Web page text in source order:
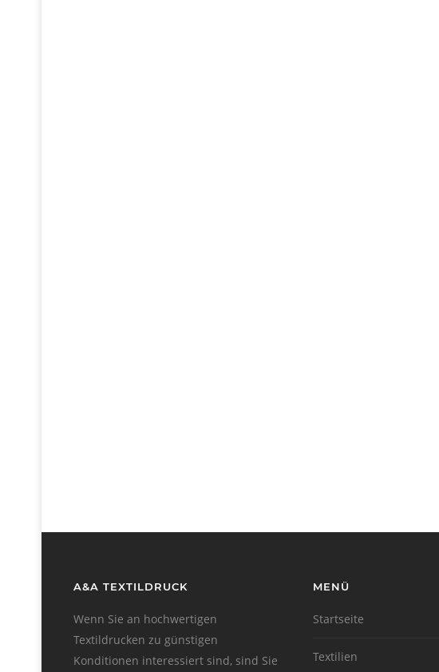
A&A TEXTILDRUCK
Wenn Sie an hochwertigen
Textildrucken zu günstigen
Konditionen interessiert sind, sind Sie
MENÜ
Startseite
Textilien